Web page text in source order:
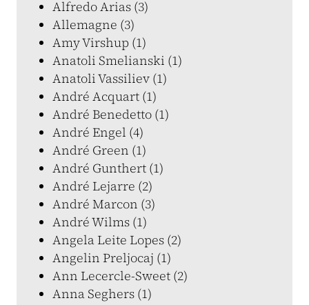
Alfredo Arias (3)
Allemagne (3)
Amy Virshup (1)
Anatoli Smelianski (1)
Anatoli Vassiliev (1)
André Acquart (1)
André Benedetto (1)
André Engel (4)
André Green (1)
André Gunthert (1)
André Lejarre (2)
André Marcon (3)
André Wilms (1)
Angela Leite Lopes (2)
Angelin Preljocaj (1)
Ann Lecercle-Sweet (2)
Anna Seghers (1)